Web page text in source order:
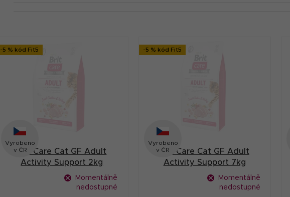
Vyrobeno
v ČR
-5 % kód Fit5
Brit Care Cat GF Adult
Activity Support 2kg
Momentálně
nedostupné
Vyrobeno
v ČR
-5 % kód Fit5
Brit Care Cat GF Adult
Activity Support 7kg
Momentálně
nedostupné